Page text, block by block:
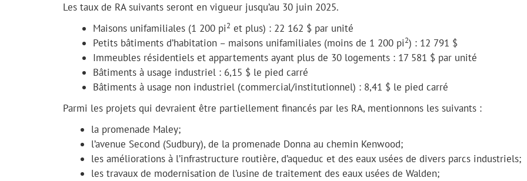
Les taux de RA suivants seront en vigueur jusqu’au 30 juin 2025.
Maisons unifamiliales (1 200 pi2 et plus) : 22 162 $ par unité
Petits bâtiments d’habitation – maisons unifamiliales (moins de 1 200 pi2) : 12 791 $
Immeubles résidentiels et appartements ayant plus de 30 logements : 17 581 $ par unité
Bâtiments à usage industriel : 6,15 $ le pied carré
Bâtiments à usage non industriel (commercial/institutionnel) : 8,41 $ le pied carré
Parmi les projets qui devraient être partiellement financés par les RA, mentionnons les suivants :
la promenade Maley;
l’avenue Second (Sudbury), de la promenade Donna au chemin Kenwood;
les améliorations à l’infrastructure routière, d’aqueduc et des eaux usées de divers parcs industriels;
les travaux de modernisation de l’usine de traitement des eaux usées de Walden;